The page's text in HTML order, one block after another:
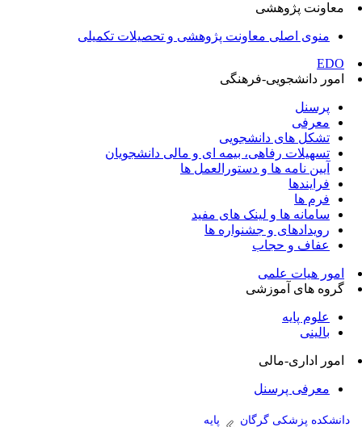
معاونت پژوهشی
منوی اصلی معاونت پژوهشی و تحصیلات تکمیلی
EDO
امور دانشجویی-فرهنگی
پرسنل
معرفی
تشکل های دانشجویی
تسهیلات رفاهی، بیمه ای و مالی دانشجویان
آیین نامه ها و دستورالعمل ها
فرایندها
فرم ها
سامانه ها و لینک های مفید
رویدادهای و جشنواره ها
عفاف و حجاب
امور هیات علمی
گروه های آموزشی
علوم پایه
بالینی
امور اداری-مالی
معرفی پرسنل
دانشکده پزشکی گرگان پایه